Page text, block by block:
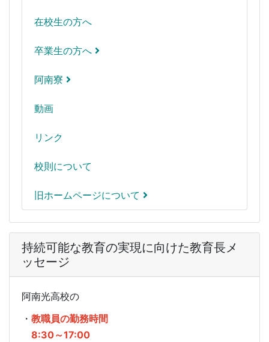
在校生の方へ
卒業生の方へ
阿南寮
動画
リンク
校則について
旧ホームページについて
持続可能な教育の実現に向けた教育長メ
ッセージ
阿南光高校の
・ 教職員の勤務時間
8:30～17:00